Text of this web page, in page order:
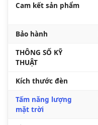
Cam kết sản phẩm
Bảo hành
THÔNG SỐ KỸ
THUẬT
Kích thước đèn
Tấm năng lượng
mặt trời